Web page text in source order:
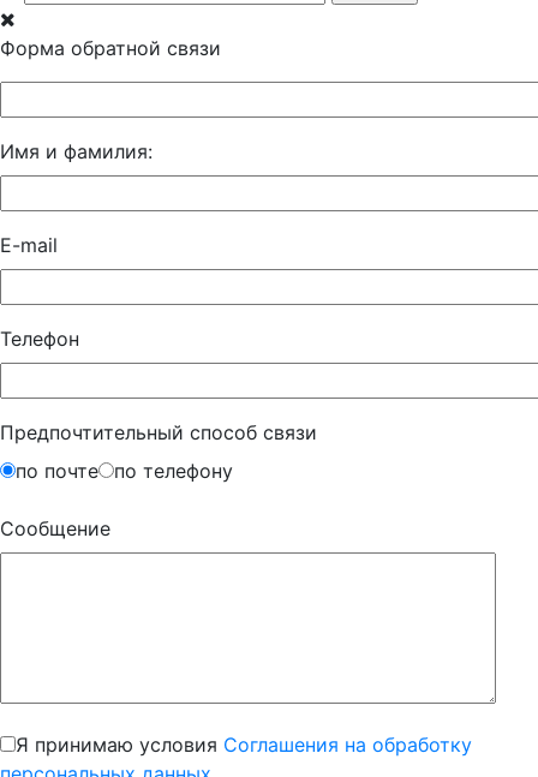
Форма обратной связи
Имя и фамилия:
E-mail
Телефон
Предпочтительный способ связи
по почте
по телефону
Сообщение
Я принимаю условия Соглашения на обработку